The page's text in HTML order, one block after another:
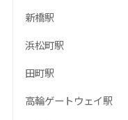
新橋駅
浜松町駅
田町駅
高輪ゲートウェイ駅